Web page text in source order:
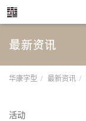
最新资讯
华康字型 最新资讯
活动